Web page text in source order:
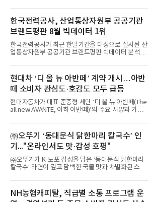
일 한국기업평판연구소(소장 구창환)는 국내 교육서
비스 상장기업 브랜드를 대상으로 지난 7월 7일부터
8월 7일까지 수집된 소비자 빅데이터 10,074,233건
을 분석한 결과, 메가스터디교육이 브랜드평판지수
1,710,926을 기록하며 8월 1위에 올랐다고 밝혔다.
분석에 활용된 빅데이터는 지난 7월(9,491,206건) 대
비 6.14% 증가한 수치로, 교육서비스 상장기업 브랜
디교육, 대교, 디지
한국전력공사, 산업통상자원부 공공기관
브랜드평판 8월 빅데이터 1위
한국전력공사가 최근 한달기간을 대상으로 실시된 산
업통상자원부 공공기관 브랜드평판 빅데이터 분석에
이 순으로 뒤를 이었다.7일 한국기업평판연구소(소장
구창환)는 산업통상자원부 공공기관 41개 브랜드를
대상으로 지난 7월 7일부터 8월 7일까지 수집된 소비
자 빅데이터 91,102,549건을 분석한 결과, 한국전력
공사가 브랜드평판지수 10,670,633을 기록하며 8월
1위에 올랐다고 밝혔다. 분석에 활용된 빅데이터는 지
난 7월(88,893,823건) 대비 2.48% 증가한 수치다.연
수력원자력, 한국석
현대차 ‘디 올 뉴 아반떼’ 계약 개시…아반
떼 소비자 관심도·호감도 모두 급등
현대자동차가 대표 준중형 세단 ‘디 올 뉴 아반떼(The
all new AVANTE, 이하 아반떼)’의 주요 사양과 가격
떼는 6년 만에 선보이는 8세대 완전변경 모델로, ▲정
교한 선과 면을 중심으로 완성한 파격적인 디자인 ▲
과거 중형 세단 수준으로 확대된 차체 제원 ▲글로벌
최고 수준의 안전성 ▲성능과 효율을 동시에 높인 주
행 완성도 ▲첨단 편의 및 디지털 사양 적용 등을 통해
글로벌 준중형 세단의 새로운 기준을 세웠다.아반떼
는 가솔린 2.0과 1.6 하이브리드 두 가지 파워트레인
넘
㈜오뚜기 ‘동대문식 닭한마리 칼국수’ 인
기..."온라인서도 맛·감성 호평"
㈜오뚜기가 K-노포 감성을 담은 ‘동대문식 닭한마리
칼국수’ 라면이 깊고 담백한 국물 맛과 차별화된 스토
혔다.‘동대문식 닭한마리 칼국수’는 예상을 뛰어넘는
소비자 호응에 힘입어 지난 7월 13일 첫 선을 보인 지
단 18일 만에 누적 판매량 50만 개를 돌파하는 성과를
NH농협캐피탈, 직급별 소통 프로그램 운